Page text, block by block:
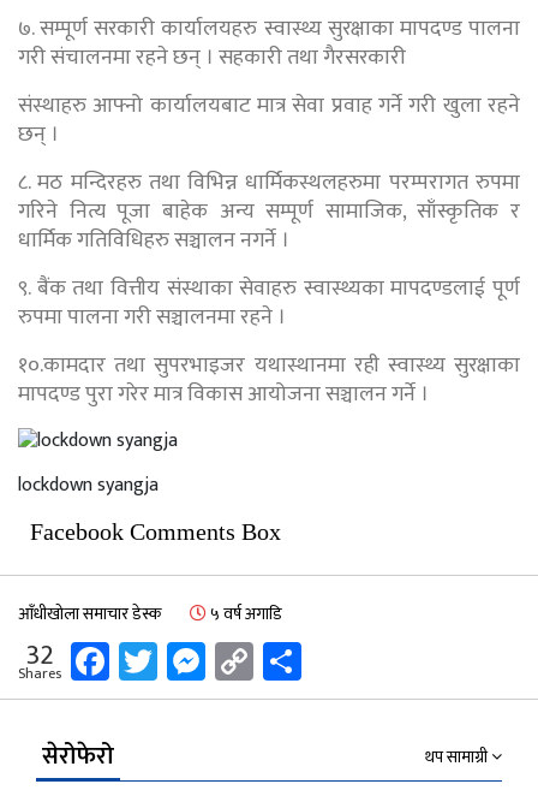
७. सम्पूर्ण सरकारी कार्यालयहरु स्वास्थ्य सुरक्षाका मापदण्ड पालना
गरी संचालनमा रहने छन् । सहकारी तथा गैरसरकारी
संस्थाहरु आफ्नो कार्यालयबाट मात्र सेवा प्रवाह गर्ने गरी खुला रहने
छन् ।
८. मठ मन्दिरहरु तथा विभिन्न धार्मिकस्थलहरुमा परम्परागत रुपमा
गरिने नित्य पूजा बाहेक अन्य सम्पूर्ण सामाजिक,साँस्कृतिक र
धार्मिक गतिविधिहरु सञ्चालन नगर्ने ।
९. बैंक तथा वित्तीय संस्थाका सेवाहरु स्वास्थ्यका मापदण्डलाई पूर्ण
रुपमा पालना गरी सञ्चालनमा रहने ।
१०.कामदार तथा सुपरभाइजर यथास्थानमा रही स्वास्थ्य सुरक्षाका
मापदण्ड पुरा गरेर मात्र विकास आयोजना सञ्चालन गर्ने ।
lockdown syangja
Facebook Comments Box
आँधीखोला समाचार डेस्क ५ वर्ष अगाडि
32
Shares Facebook
Twitter
Messenger
Copy
Link
सेरोफेरो थप सामाग्री